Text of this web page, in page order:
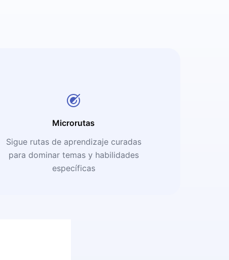
Microrutas
Sigue rutas de aprendizaje curadas
para dominar temas y habilidades
específicas